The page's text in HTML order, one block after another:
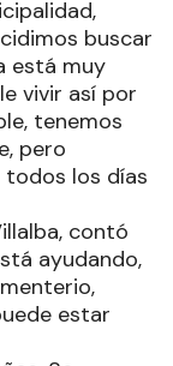
buscar
está muy
vivir así por
tenemos
pero
los días
contó
ayudando,
estar